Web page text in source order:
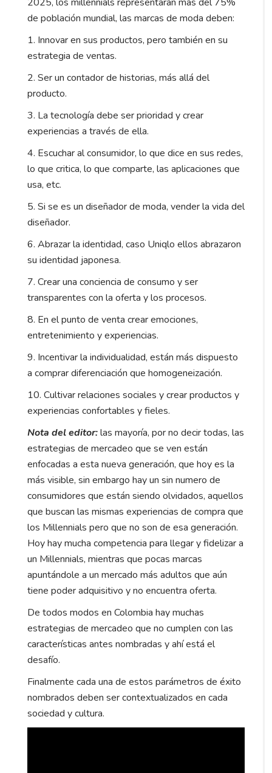
de población mundial, las marcas de moda deben:
1. Innovar en sus productos, pero también en su
estrategia de ventas.
2. Ser un contador de historias, más allá del
producto.
3. La tecnología debe ser prioridad y crear
experiencias a través de ella.
4. Escuchar al consumidor, lo que dice en sus redes,
lo que critica, lo que comparte, las aplicaciones que
usa, etc.
5. Si se es un diseñador de moda, vender la vida del
diseñador.
6. Abrazar la identidad, caso Uniqlo ellos abrazaron
su identidad japonesa.
7. Crear una conciencia de consumo y ser
transparentes con la oferta y los procesos.
8. En el punto de venta crear emociones,
entretenimiento y experiencias.
9. Incentivar la individualidad, están más dispuesto
a comprar diferenciación que homogeneización.
10. Cultivar relaciones sociales y crear productos y
experiencias confortables y fieles.
Nota del editor:las mayoría, por no decir todas, las
estrategias de mercadeo que se ven están
enfocadas a esta nueva generación, que hoy es la
más visible, sin embargo hay un sin numero de
consumidores que están siendo olvidados, aquellos
que buscan las mismas experiencias de compra que
los Millennials pero que no son de esa generación.
Hoy hay mucha competencia para llegar y fidelizar a
un Millennials, mientras que pocas marcas
apuntándole a un mercado más adultos que aún
tiene poder adquisitivo y no encuentra oferta.
De todos modos en Colombia hay muchas
estrategias de mercadeo que no cumplen con las
características antes nombradas y ahí está el
desafío.
Finalmente cada una de estos parámetros de éxito
nombrados deben ser contextualizados en cada
sociedad y cultura.